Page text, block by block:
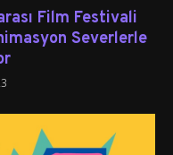
Film Festivali
Severlerle